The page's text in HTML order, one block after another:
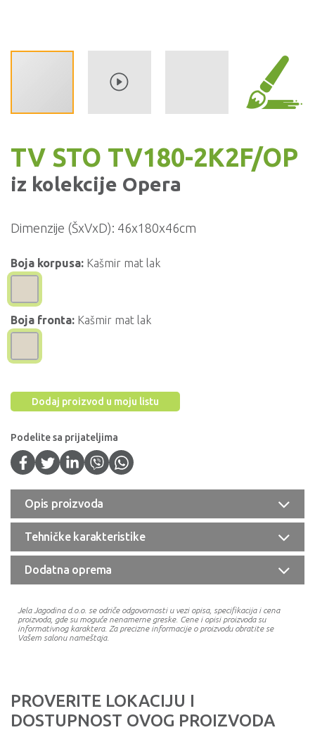
TV STO TV180-2K2F/OP
iz kolekcije Opera
Dimenzije (ŠxVxD): 46x180x46cm
Boja korpusa: Kašmir mat lak
Boja fronta: Kašmir mat lak
Dodaj proizvod u moju listu
Podelite sa prijateljima
Opis proizvoda
Tehničke karakteristike
Dodatna oprema
Jela Jagodina d.o.o. se odriče odgovornosti u vezi opisa, specifikacija i cena
proizvoda, gde su moguće nenamerne greske. Cene i opisi proizvoda su
informativnog karaktera. Za precizne informacije o proizvodu obratite se
Vašem salonu nameštaja.
PROVERITE LOKACIJU I
DOSTUPNOST OVOG PROIZVODA